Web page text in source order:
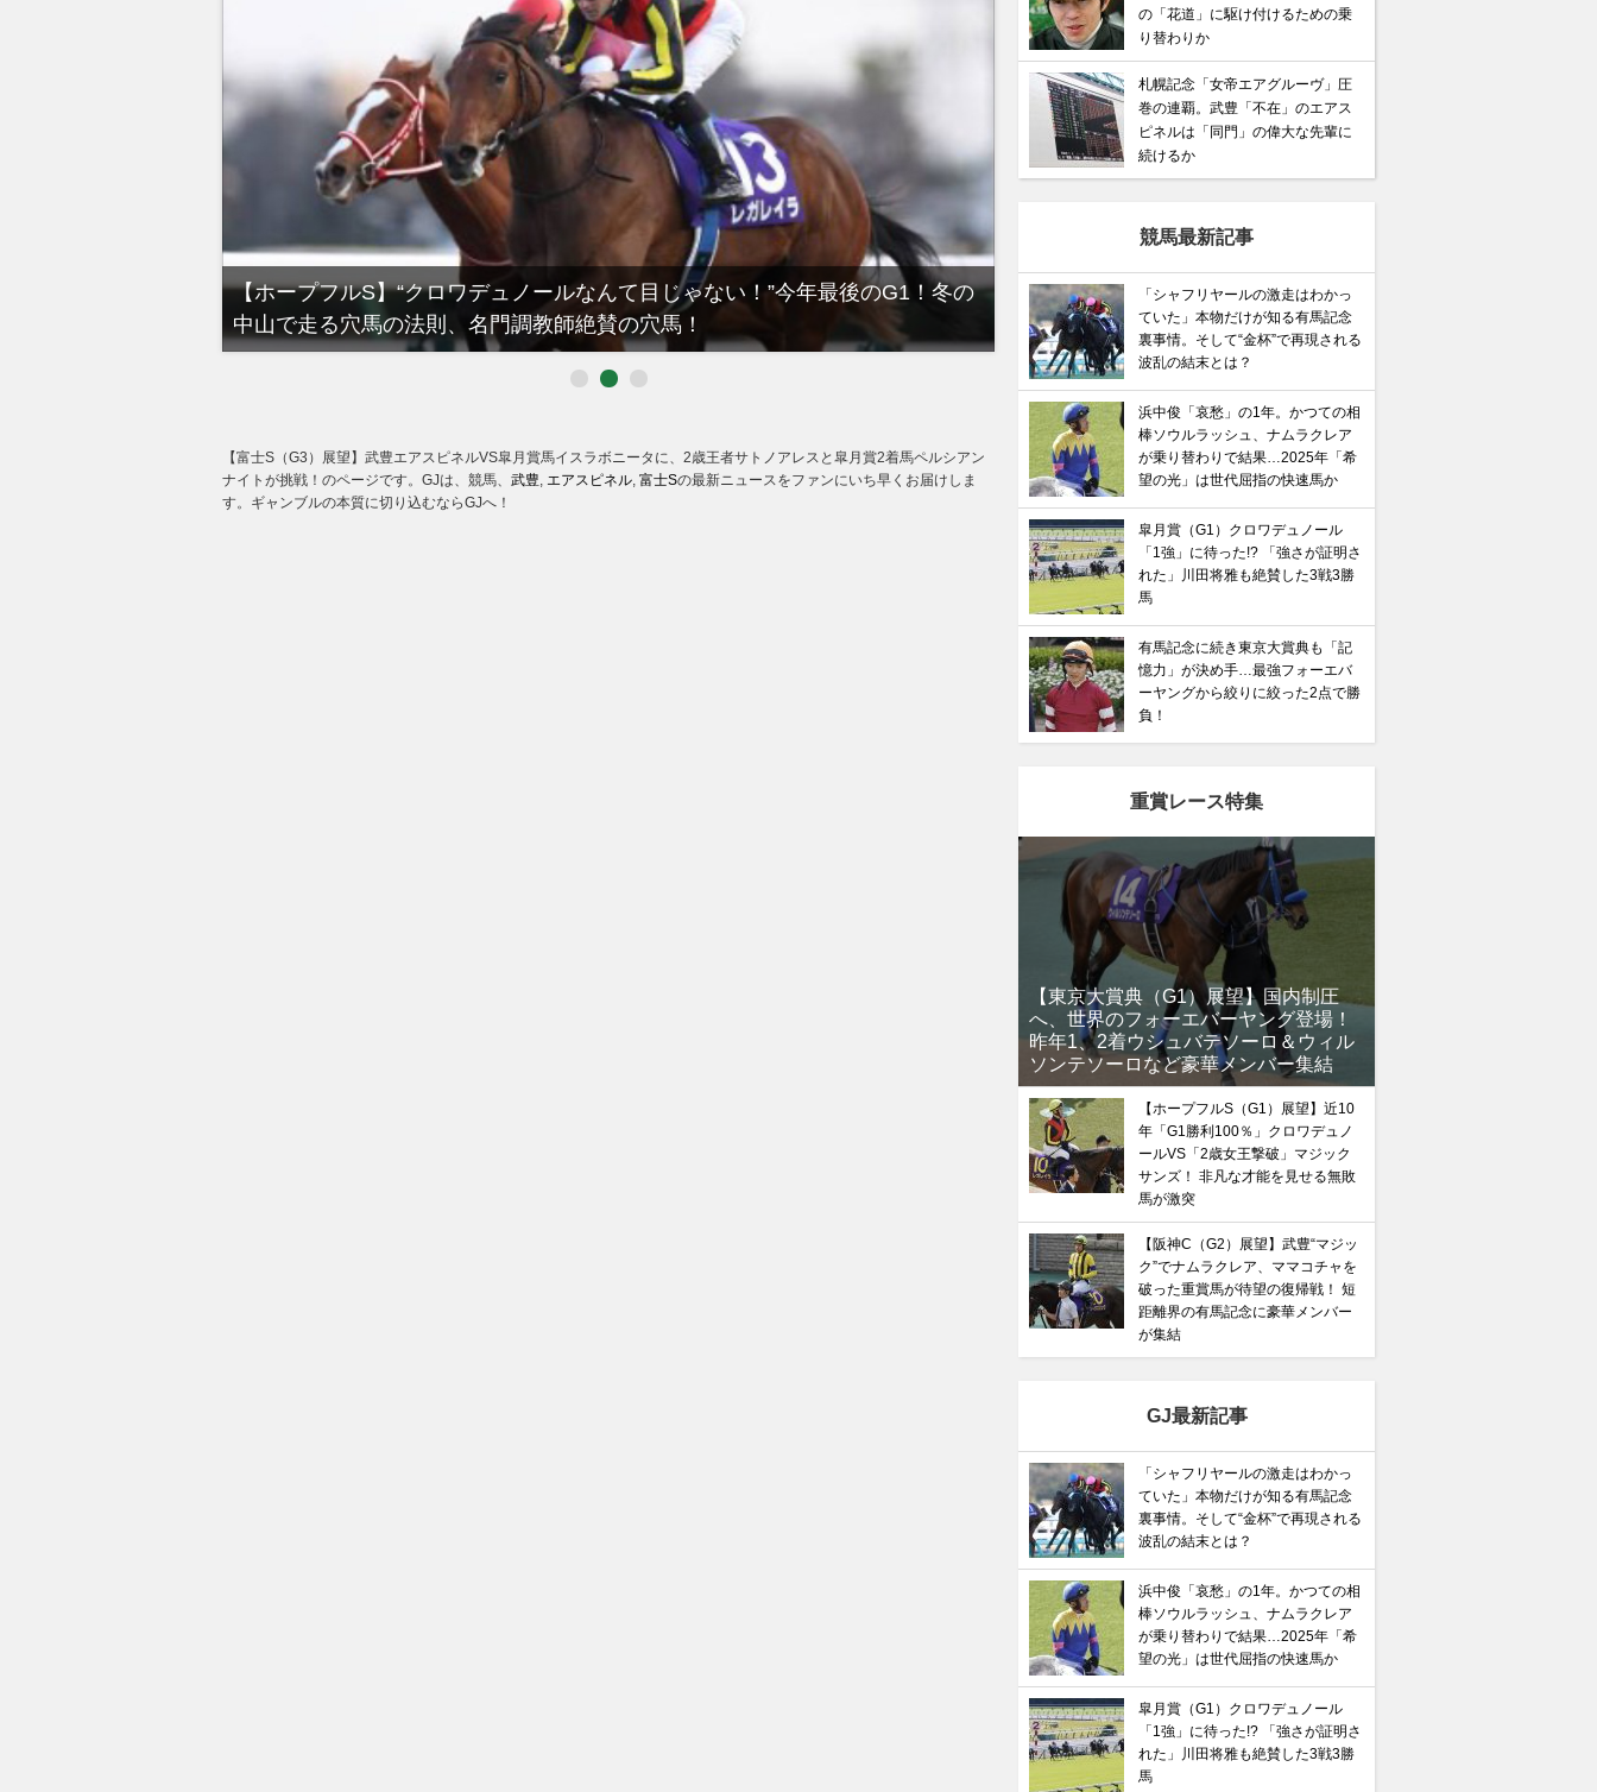
【ホープフルS】“クロワデュノールなんて目じゃない！”今年最後のG1！冬の
中山で走る穴馬の法則、名門調教師絶賛の穴馬！
【有馬記念】武豊×ドウデュースを逆転できる候補3頭！と絶
るべき“隠れ穴馬！”
【富士S（G3）展望】武豊エアスピネルVS皐月賞馬イスラボニータに、2歳王者サトノアレスと皐月賞2着馬ペルシアン
ナイトが挑戦！のページです。GJは、競馬、 武豊, エアスピネル, 富士Sの最新ニュースをファンにいち早くお届けしま
す。ギャンブルの本質に切り込むならGJへ！
の「花道」に駆け付けるための乗
り替わりか
札幌記念「女帝エアグルーヴ」圧
巻の連覇。武豊「不在」のエアス
ピネルは「同門」の偉大な先輩に
続けるか
競馬最新記事
「シャフリヤールの激走はわかっ
ていた」本物だけが知る有馬記念
裏事情。そして“金杯”で再現される
波乱の結末とは？
浜中俊「哀愁」の1年。かつての相
棒ソウルラッシュ、ナムラクレア
が乗り替わりで結果…2025年「希
望の光」は世代屈指の快速馬か
皐月賞（G1）クロワデュノール
「1強」に待った!? 「強さが証明さ
れた」川田将雅も絶賛した3戦3勝
馬
有馬記念に続き東京大賞典も「記
憶力」が決め手…最強フォーエバ
ーヤングから絞りに絞った2点で勝
負！
重賞レース特集
【東京大賞典（G1）展望】国内制圧
へ、世界のフォーエバーヤング登場！
昨年1、2着ウシュバテソーロ＆ウィル
ソンテソーロなど豪華メンバー集結
【ホープフルS（G1）展望】近10
年「G1勝利100％」クロワデュノ
ールVS「2歳女王撃破」マジック
サンズ！ 非凡な才能を見せる無敗
馬が激突
【阪神C（G2）展望】武豊“マジッ
ク”でナムラクレア、ママコチャを
破った重賞馬が待望の復帰戦！ 短
距離界の有馬記念に豪華メンバー
が集結
GJ最新記事
「シャフリヤールの激走はわかっ
ていた」本物だけが知る有馬記念
裏事情。そして“金杯”で再現される
波乱の結末とは？
浜中俊「哀愁」の1年。かつての相
棒ソウルラッシュ、ナムラクレア
が乗り替わりで結果…2025年「希
望の光」は世代屈指の快速馬か
皐月賞（G1）クロワデュノール
「1強」に待った!? 「強さが証明さ
れた」川田将雅も絶賛した3戦3勝
馬